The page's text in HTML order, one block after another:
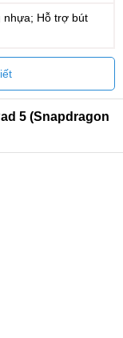
nhựa; Hỗ trợ bút
5 (Snapdragon